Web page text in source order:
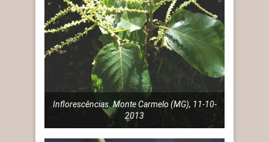
Inflorescências. Monte Carmelo (MG), 11-10-
2013